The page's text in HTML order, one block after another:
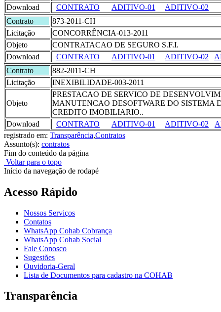
Download CONTRATO ADITIVO-01
ADITIVO-02
Contrato
873-2011-CH
Licitação
CONCORRÊNCIA-013-2011
Objeto
CONTRATACAO DE SEGURO S.F.I.
Download
CONTRATO ADITIVO-01 ADITIVO-02
Contrato
882-2011-CH
Licitação
INEXIBILIDADE-003-2011
Objeto
PRESTACAO DE SERVICO DE
MANUTENCAO DESOFTWARE DO SISTEMA
CREDITO IMOBILIARIO..
Download
CONTRATO ADITIVO-01 ADITIVO-02
registrado em: Transparência,Contratos
Assunto(s): contratos
Fim do conteúdo da página
Voltar para o topo
Início da navegação de rodapé
Acesso Rápido
Nossos Serviços
Contatos
WhatsApp Cohab Cobrança
WhatsApp Cohab Social
Fale Conosco
Sugestões
Ouvidoria-Geral
Lista de Documentos para cadastro na COHAB
Transparência